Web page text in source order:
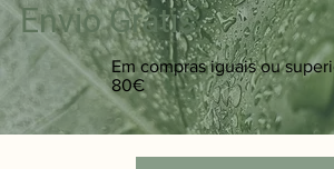
Envio Grátis
Em compras iguais ou
80€